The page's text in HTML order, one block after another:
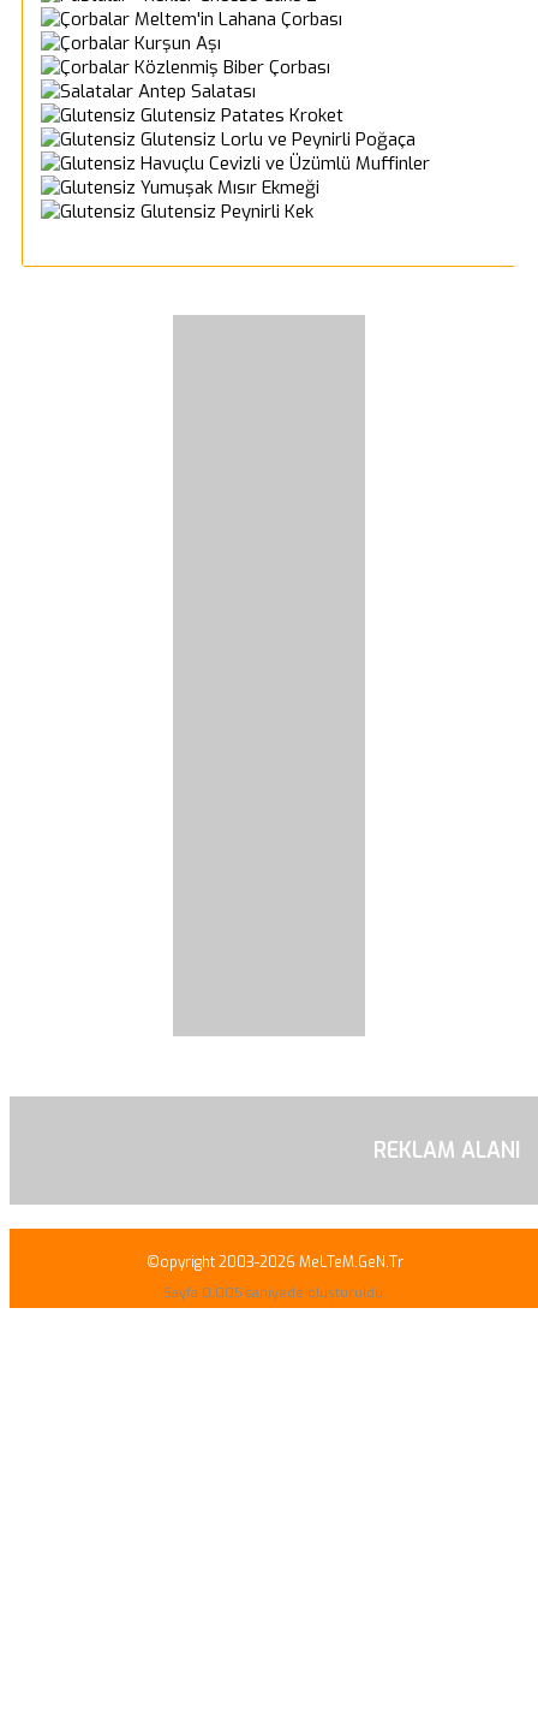
Meltem'in Lahana Çorbası
Kurşun Aşı
Közlenmiş Biber Çorbası
Antep Salatası
Glutensiz Patates Kroket
Glutensiz Lorlu ve Peynirli Poğaça
Havuçlu Cevizli ve Üzümlü Muffinler
Yumuşak Mısır Ekmeği
Glutensiz Peynirli Kek
REKLAM ALANI
©opyright 2003-2026 MeLTeM.GeN.Tr
Sayfa 0.005 saniyede oluşturuldu.